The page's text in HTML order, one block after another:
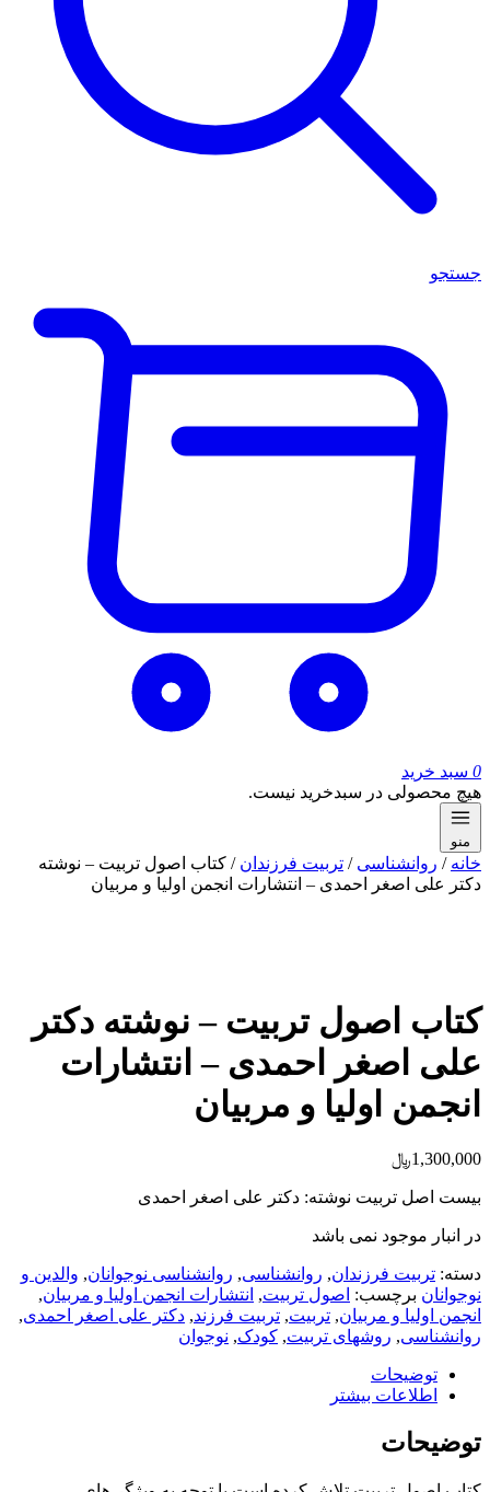
جستجو
0 سبد خرید
هیچ محصولی در سبدخرید نیست.
منو
خانه / روانشناسی / تربیت فرزندان / کتاب اصول تربیت – نوشته
دکتر علی اصغر احمدی – انتشارات انجمن اولیا و مربیان
کتاب اصول تربیت – نوشته دکتر
علی اصغر احمدی – انتشارات
انجمن اولیا و مربیان
1,300,000﷼
بیست اصل تربیت نوشته: دکتر علی اصغر احمدی
در انبار موجود نمی باشد
دسته: تربیت فرزندان, روانشناسی, روانشناسی نوجوانان, والدین و
نوجوانان برچسب: اصول تربیت, انتشارات انجمن اولیا و مربیان,
انجمن اولیا و مربیان, تربیت, تربیت فرزند, دکتر علی اصغر احمدی,
روانشناسی, روشهای تربیت, کودک, نوجوان
توضیحات
اطلاعات بیشتر
توضیحات